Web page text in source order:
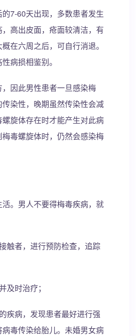
7-60天出现，多数患者发生
高出皮面，疮面较清洁，有
在六周之后，可自行消退。
病损相鉴别。
因此男性患者一旦感染梅
染性，晚期虽然传染性会减
旋体存在时才能产生对此病
毒螺旋体时，仍然会感染梅
。男人不要得梅毒疾病，就
触者，进行预防检查，追踪
及时治疗；
疾病，发现患者最好进行强
毒传染给胎儿。未婚男女病